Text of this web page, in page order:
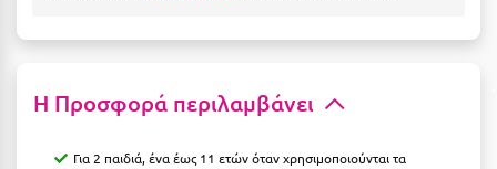
Ικαρία
Η Προσφορά περιλαμβάνει
Για 2 παιδιά, ένα έως 11 ετών όταν χρησιμοποιούνται τα